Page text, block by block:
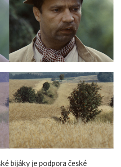
bijáky je podpora české